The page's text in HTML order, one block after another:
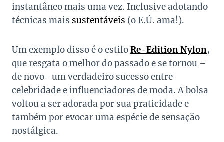
instantâneo mais uma vez. Inclusive adotando
técnicas mais sustentáveis (o E.Ú. ama!).
Um exemplo disso é o estiloRe-Edition Nylon,
que resgata o melhor do passado e se tornou –
de novo- um verdadeiro sucesso entre
celebridade e influenciadores de moda. A bolsa
voltou a ser adorada por sua praticidade e
também por evocar uma espécie de sensação
nostálgica.